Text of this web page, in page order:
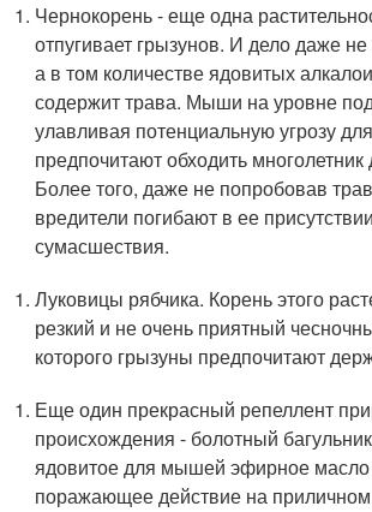
Чернокорень - еще одна
отпугивает грызунов. И дело даже
а в том количестве ядовитых
содержит трава. Мыши на уровне
улавливая потенциальную угрозу
предпочитают обходить многолетник
Более того, даже не попробовав
вредители погибают в ее
сумасшествия.
Луковицы рябчика. Корень этого
резкий и не очень приятный
которого грызуны предпочитают
Еще один прекрасный репеллент
происхождения - болотный
ядовитое для мышей эфирное масло
поражающее действие на приличном